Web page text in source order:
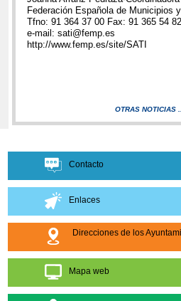
Federación Española de Municipios
Tfno: 91 364 37 00 Fax: 91 365 54 82
e-mail: sati@femp.es
http://www.femp.es/site/SATI
OTRAS NOTICIAS ...
Contacto
Enlaces
Direcciones de los
Mapa web